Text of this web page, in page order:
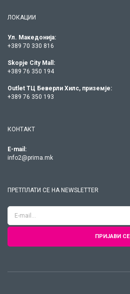
ЛОКАЦИИ
Ул. Македонија:
+389 70 330 816
Skopje City Mall:
+389 76 350 194
Outlet ТЦ Беверли Хилс, приземје:
+389 76 350 193
КОНТАКТ
E-mail:
info2@prima.mk
ПРЕТПЛАТИ СЕ НА NEWSLETTER
ПРИЈАВИ СЕ